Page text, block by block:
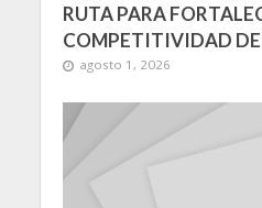
RUTA PARA
COMPETITIVIDAD
agosto 1, 2026